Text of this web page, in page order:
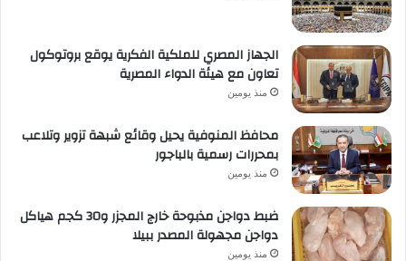
الجهاز المصري للملكية الفكرية يوقع بروتوكول
تعاون مع هيئة الدواء المصرية
منذ يومين
محافظ المنوفية يحيل وقائع شبهة تزوير وتلاعب
بمحررات رسمية بالباجور
منذ يومين
ضبط دواجن مذبوحة خارج المجزر و30 كجم هياكل
دواجن مجهولة المصدر ببيلا
منذ يومين